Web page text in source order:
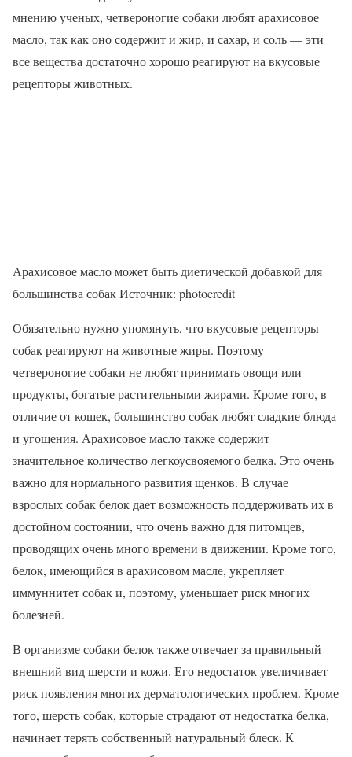
мнению ученых, четвероногие собаки любят арахисовое
масло, так как оно содержит и жир, и сахар, и соль — эти
все вещества достаточно хорошо реагируют на вкусовые
рецепторы животных.
Арахисовое масло может быть диетической добавкой для
большинства собак Источник: photocredit
Обязательно нужно упомянуть, что вкусовые рецепторы
собак реагируют на животные жиры. Поэтому
четвероногие собаки не любят принимать овощи или
продукты, богатые растительными жирами. Кроме того, в
отличие от кошек, большинство собак любят сладкие блюда
и угощения. Арахисовое масло также содержит
значительное количество легкоусвояемого белка. Это очень
важно для нормального развития щенков. В случае
взрослых собак белок дает возможность поддерживать их в
достойном состоянии, что очень важно для питомцев,
проводящих очень много времени в движении. Кроме того,
белок, имеющийся в арахисовом масле, укрепляет
иммуннитет собак и, поэтому, уменьшает риск многих
болезней.
В организме собаки белок также отвечает за правильный
внешний вид шерсти и кожи. Его недостаток увеличивает
риск появления многих дерматологических проблем. Кроме
того, шерсть собак, которые страдают от недостатка белка,
начинает терять собственный натуральный блеск. К